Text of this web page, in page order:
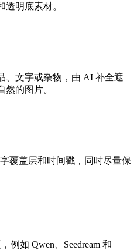
明底素材。
、文字或杂物，由 AI 补全遮
的图片。
覆盖层和时间戳，同时尽量保
例如 Qwen、Seedream 和